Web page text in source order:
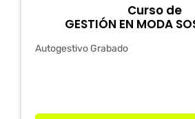
Curso de
GESTIÓN EN MODA
Autogestivo Grabado